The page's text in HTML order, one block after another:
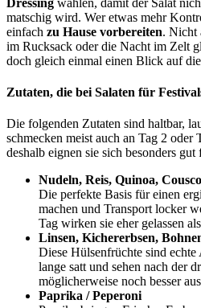
matschig wird. Wer etwas mehr
einfach zu Hause vorbereiten. Nicht
im Rucksack oder die Nacht im Zelt
doch gleich einmal einen Blick auf
Zutaten, die bei Salaten für
Die folgenden Zutaten sind haltbar,
schmecken meist auch an Tag 2 oder
deshalb eignen sie sich besonders
Nudeln, Reis, Quinoa,
Die perfekte Basis für einen
machen und Transport locker
Tag wirken sie eher gelassen
Linsen, Kichererbsen,
Diese Hülsenfrüchte sind echte
lange satt und sehen nach der
möglicherweise noch besser
Paprika / Peperoni